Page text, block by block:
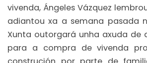
vivenda, Ángeles Vázquez
adiantou xa a semana pasada
Xunta outorgará unha axuda de
para a compra de vivenda